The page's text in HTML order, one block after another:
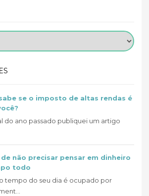
se o imposto de altas rendas é
do ano passado publiquei um artigo
de não precisar pensar em dinheiro
todo
tempo do seu dia é ocupado por